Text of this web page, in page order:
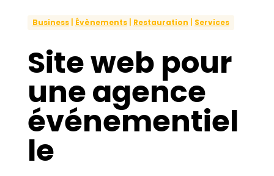
Business| Évènements| Restauration Services
Site web pour
une agence
événementiel
le